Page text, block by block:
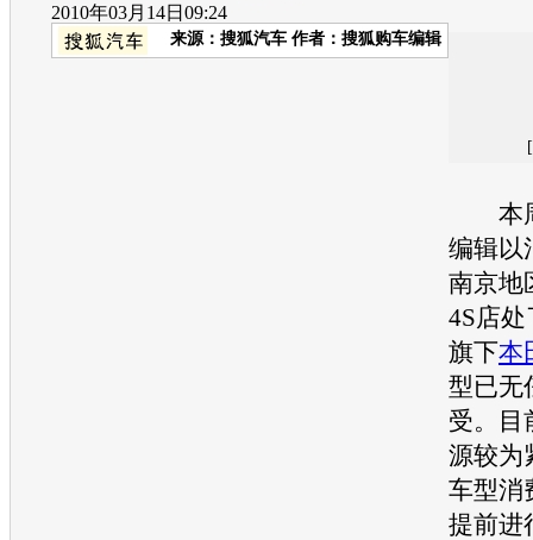
2010年03月14日09:24
来源： 搜狐汽车 作者：搜狐购车编辑
[
本
编辑以
南京地
4S店
旗下本
型已无
受。目
源较为
车型消
提前进